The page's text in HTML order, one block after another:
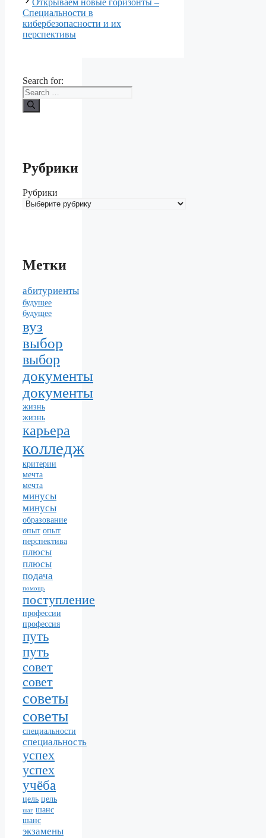
Открываем новые горизонты –
Специальности в
кибербезопасности и их
перспективы
Search for:
Рубрики
Рубрики
Метки
абитуриенты
будущее
будущее
вуз
выбор
выбор
документы
документы
жизнь
жизнь
карьера
колледж
критерии
мечта
мечта
минусы
минусы
образование
опыт опыт
перспектива
плюсы
плюсы
подача
помощь
поступление
профессии
профессия
путь
путь
совет
совет
советы
советы
специальности
специальность
успех
успех
учёба
цель цель
шаг шанс
шанс
экзамены